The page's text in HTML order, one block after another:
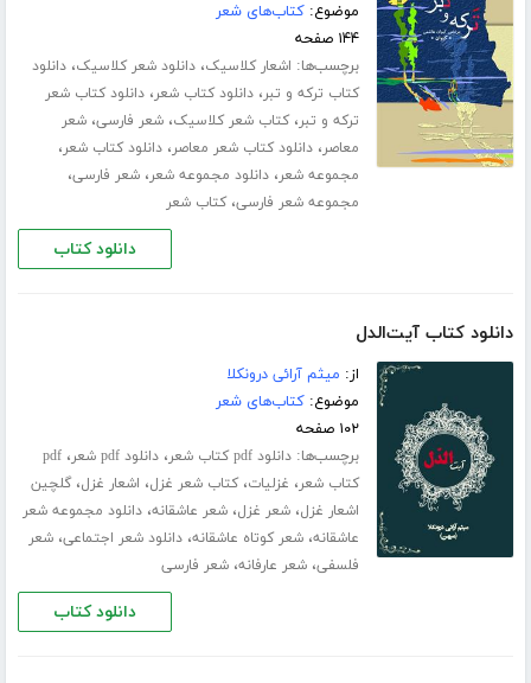
موضوع:کتاب‌های شعر
۱۴۴ صفحه
برچسب‌ها: اشعار کلاسیک،دانلود شعر کلاسیک،دانلود
کتاب ترکه و تبر،دانلود کتاب شعر،دانلود کتاب شعر
ترکه و تبر،کتاب شعر کلاسیک،شعر فارسی،شعر
معاصر،دانلود کتاب شعر معاصر،دانلود کتاب شعر،
مجموعه شعر،دانلود مجموعه شعر،شعر فارسی،
مجموعه شعر فارسی،کتاب شعر
دانلود کتاب
دانلود کتاب آیت‌الدل
از: میثم آرائی درونکلا
موضوع:کتاب‌های شعر
۱۰۲ صفحه
برچسب‌ها:دانلود pdf کتاب شعر ،دانلود pdf شعر ،pdf
کتاب شعر، غزلیات،کتاب شعر غزل، اشعار غزل،گلچین
اشعار غزل،شعر غزل،شعر عاشقانه،دانلود مجموعه شعر
عاشقانه،شعر کوتاه عاشقانه،دانلود شعر اجتماعی،شعر
فلسفی،شعر عارفانه،شعر فارسی
دانلود کتاب